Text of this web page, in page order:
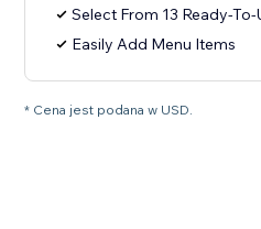
Select From 13 Ready-
Easily Add Menu Items
* Cena jest podana w USD.